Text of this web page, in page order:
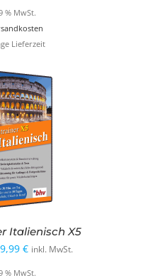
€
Preis
ist:
9,99 €.
% MwSt.
Lieferzeit
Italienisch X5
Ursprünglicher
9,99 €Aktueller
Preis
inkl. MwSt.
% MwSt.